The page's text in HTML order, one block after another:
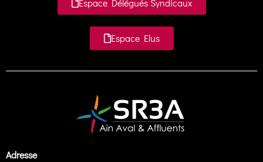
Espace Délégués Syndicaux
Espace Elus
Adresse